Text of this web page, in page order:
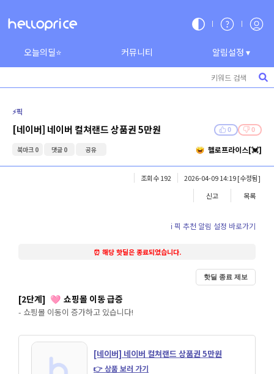
오늘의딜⭐ 커뮤니티 알림설정 ▾
⚡️픽
[네이버] 네이버 컬쳐랜드 상품권 5만원 0 0
북마크 0 댓글 0 공유 헬로프라이스[💓]
조회수 192 2026-04-09 14:19[수정됨]
신고
목록
ℹ️ 픽 추천 알림 설정 바로가기
⏰ 해당 핫딜은 종료되었습니다.
핫딜 종료 제보
[2단계] 🩷 쇼핑몰 이동 급증
- 쇼핑몰 이동이 증가하고 있습니다!
[네이버] 네이버 컬쳐랜드 상품권 5만원
👉 상품 보러 가기